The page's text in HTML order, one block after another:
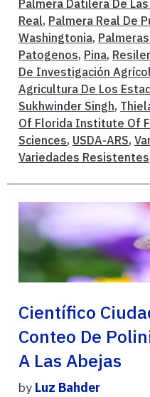
Palmera Datilera De
Real, Palmera Real De
Washingtonia,
Patogenos, Pina,
De Investigación
Agricultura De Los
Sukhwinder Singh,
Of Florida Institute Of
Sciences, USDA-ARS,
Variedades Resistentes
Científico
Conteo De
A Las Abejas
by Luz Bahder